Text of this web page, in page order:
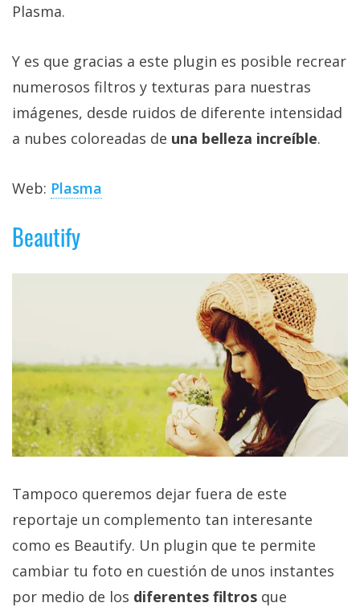
Plasma.
Y es que gracias a este plugin es posible recrear
numerosos filtros y texturas para nuestras
imágenes, desde ruidos de diferente intensidad
a nubes coloreadas de una belleza increíble.
Web: Plasma
Beautify
Tampoco queremos dejar fuera de este
reportaje un complemento tan interesante
como es Beautify. Un plugin que te permite
cambiar tu foto en cuestión de unos instantes
por medio de los diferentes filtros que